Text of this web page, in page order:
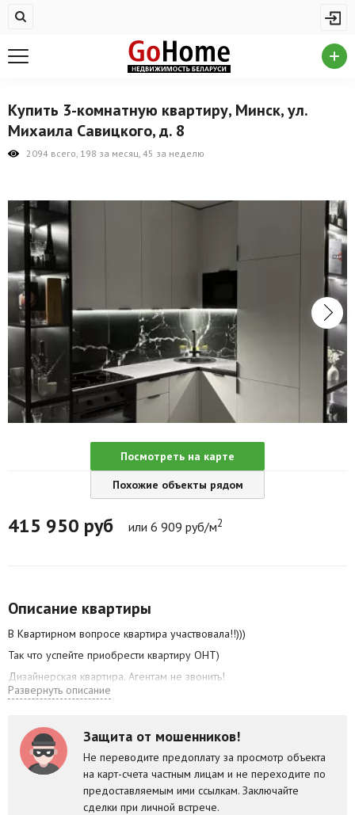
Купить квартиру
На сутки
Новостройки
Продажа коммерческой недвижимости
Аренда коммерческой недвижимости
Другие разделы
Новости
Агентства
Ремонт квартир
Грузовое такси
Способы оплаты
Купить 3-комнатную квартиру, Минск, ул.
Михаила Савицкого, д. 8
2094 всего, 198 за месяц, 45 за неделю
Посмотреть на карте
Похожие объекты рядом
415 950 руб или 6 909 руб/м2
Описание квартиры
В Квартирном вопросе квартира участвовала!!)))
Так что успейте приобрести квартиру ОНТ)
Дизайнерская квартира. Агентам не звонить!
1. В коридоре пол с подогревом .
3. Кухня крашеный мдф , посудомойка, дух шкаф даже не
использовался , встроенный холодильник.
4. Видеозвонок .
5. Диван в гостиной раскладной .
Развернуть описание
Защита от мошенников!
Не переводите предоплату за просмотр объекта
на карт-счета частным лицам и не переходите по
предоставляемым ими ссылкам. Заключайте
сделки при личной встрече.